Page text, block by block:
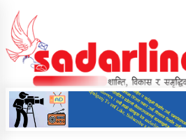
content
News For Nepal